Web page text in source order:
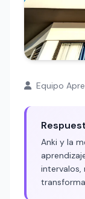
Equipo
Anki y la